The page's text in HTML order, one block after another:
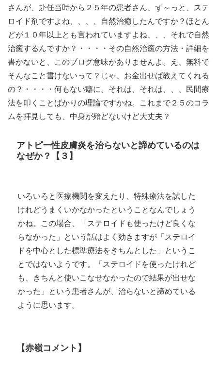
さんが、赴任当時から２５年の患者さん、ず～っと、ステ
ロイド剤ですよね、、、、自然治癒したんですか？ほとん
どが１０年以上とも言われていますよね、、、それで自然
治癒するんですか？・・・・その自然治癒の方法・詳細を
書かないと、このブログ意味がありませんよ。え、無料で
そんなこと書けないって？じゃ、お金出せば教えてくれる
の？・・・・何もない癖に。それは、それは、、、民間療
法を叩くことばかりの理論ですかね。これまで２５のコラ
ムを拝見しても、中身が殆どないけど大丈夫？
アトピー性皮膚炎を治らないと諦めているのは
なぜか？【３】
いろいろと医療機関を変えたり、特殊療法を試した
けれどうまくいかなかったということなんでしょう
かね。この場合、「ステロイドも使ったけど良くな
らなかった」という話はよく効きますが「ステロイ
ドを中心とした標準療法をきちんとした」というこ
とではないようです。「ステロイドを使ったけれど
も、きちんと使いこなせなかったので結果が出せな
かった」という患者さんが、治らないと諦めている
ように思います。
【赤嶺コメント】